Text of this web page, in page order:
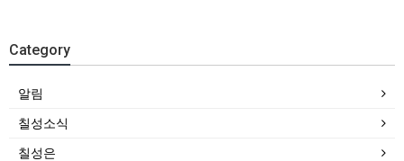
Category
알림
칠성소식
칠성은